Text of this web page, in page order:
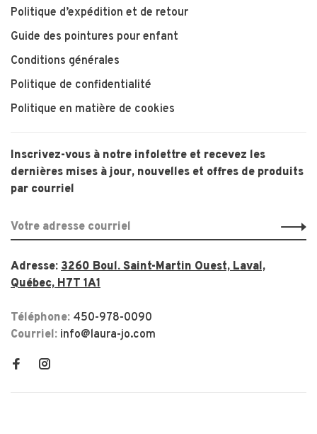
Politique d’expédition et de retour
Guide des pointures pour enfant
Conditions générales
Politique de confidentialité
Politique en matière de cookies
Inscrivez-vous à notre infolettre et recevez les
dernières mises à jour, nouvelles et offres de produits
par courriel
Adresse: 3260 Boul. Saint-Martin Ouest, Laval,
Québec, H7T 1A1
Téléphone: 450-978-0090
Courriel: info@laura-jo.com